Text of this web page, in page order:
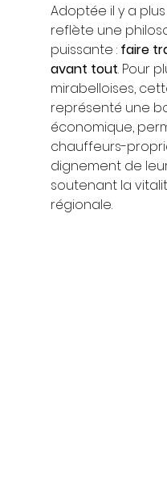
Adoptée il y a
reflète une
puissante : faire
avant tout. Pour
mirabelloises,
représenté une
économique,
chauffeurs-
dignement de
soutenant la
régionale.